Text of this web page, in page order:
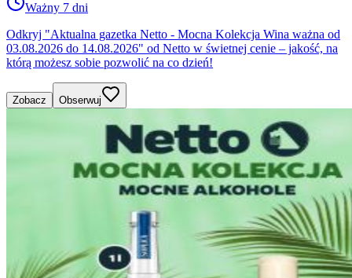
Ważny 7 dni
Odkryj "Aktualna gazetka Netto - Mocna Kolekcja Wina ważna od
03.08.2026 do 14.08.2026" od Netto w świetnej cenie – jakość, na
którą możesz sobie pozwolić na co dzień!
Zobacz Obserwuj